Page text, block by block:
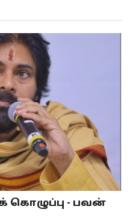
கொழுப்பு - பவன்